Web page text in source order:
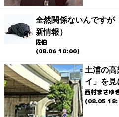
全然関係ないんですが
新情報）
佐伯
(08.06 10:00)
土浦の高
イ」を見
西村まさゆ
(08.05